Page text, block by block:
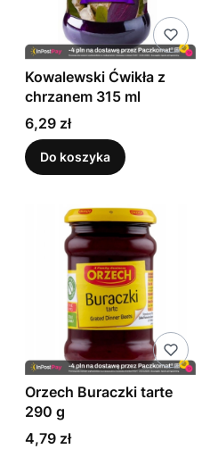
Kowalewski Ćwikła z
chrzanem 315 ml
Cena
6,29 zł
Do koszyka
Orzech Buraczki tarte
290 g
Cena
4,79 zł